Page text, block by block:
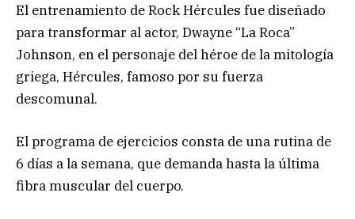
El entrenamiento de Rock Hércules fue diseñado
para transformar al actor, Dwayne “La Roca”
Johnson, en el personaje del héroe de la mitología
griega, Hércules, famoso por su fuerza
descomunal.
El programa de ejercicios consta de una rutina de
6 días a la semana, que demanda hasta la última
fibra muscular del cuerpo.